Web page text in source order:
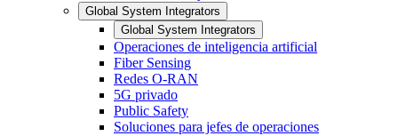
Global System Integrators
Global System Integrators
Operaciones de inteligencia artificial
Fiber Sensing
Redes O-RAN
5G privado
Public Safety
Soluciones para jefes de operaciones